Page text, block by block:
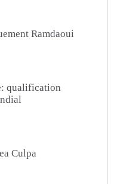
Ramdaoui
qualification
Culpa